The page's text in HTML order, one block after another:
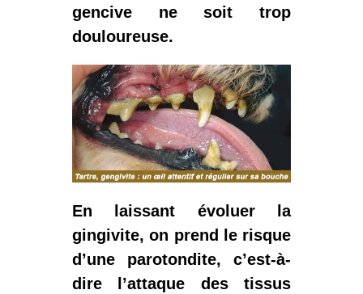
gencive ne soit trop
douloureuse.
En laissant évoluer la
gingivite, on prend le risque
d’une parotondite, c’est-à-
dire l’attaque des tissus